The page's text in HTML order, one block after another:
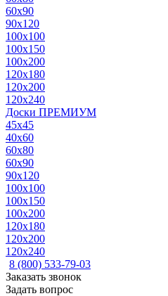
60x90
90x120
100x100
100x150
100x200
120x180
120x200
120x240
Доски ПРЕМИУМ
45x45
40x60
60x80
60x90
90x120
100x100
100x150
100x200
120x180
120x200
120x240
8 (800) 533-79-03
Заказать звонок
Задать вопрос